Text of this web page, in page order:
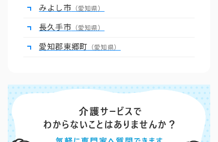
みよし市 （愛知県）
長久手市 （愛知県）
愛知郡東郷町 （愛知県）